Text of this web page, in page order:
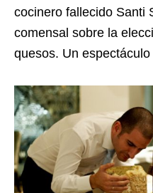
cocinero fallecido Santi
comensal sobre la
quesos. Un